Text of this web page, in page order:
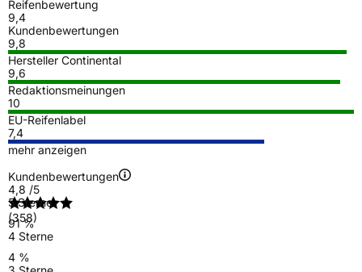
Reifenbewertung
9,4
Kundenbewertungen
9,8
Hersteller Continental
9,6
Redaktionsmeinungen
10
EU-Reifenlabel
7,4
mehr anzeigen
Kundenbewertungen
4,8 /5
(358)
5 Sterne
91 %
4 Sterne
4 %